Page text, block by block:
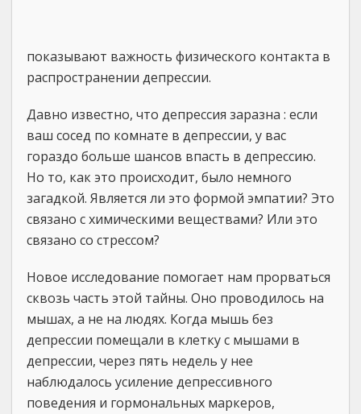
показывают важность физического контакта в
распространении депрессии.
Давно известно, что депрессия заразна : если
ваш сосед по комнате в депрессии, у вас
гораздо больше шансов впасть в депрессию.
Но то, как это происходит, было немного
загадкой. Является ли это формой эмпатии? Это
связано с химическими веществами? Или это
связано со стрессом?
Новое исследование помогает нам прорваться
сквозь часть этой тайны. Оно проводилось на
мышах, а не на людях. Когда мышь без
депрессии помещали в клетку с мышами в
депрессии, через пять недель у нее
наблюдалось усиление депрессивного
поведения и гормональных маркеров,